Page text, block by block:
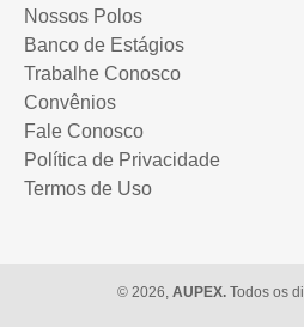
Nossos Polos
Banco de Estágios
Trabalhe Conosco
Convênios
Fale Conosco
Política de Privacidade
Termos de Uso
© 2026, AUPEX.Todos os